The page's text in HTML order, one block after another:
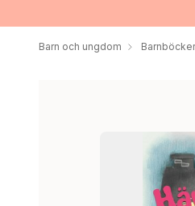
Barn och ungdom